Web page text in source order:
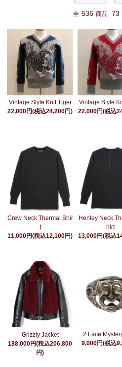
全 536 商品 73
Vintage Style Knit Tiger
22,000円(税込24,200円)
Vintage Style
22,000円(税込
Crew Neck Thermal Shir
t
11,000円(税込12,100円)
Henley Neck
hirt
13,000円(税込
Grizzly Jacket
188,000円(税込206,800
円)
2 Face
9,000円(税込